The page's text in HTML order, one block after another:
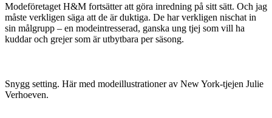
Modeföretaget H&M fortsätter att göra inredning på sitt sätt. Och jag
måste verkligen säga att de är duktiga. De har verkligen nischat in
sin målgrupp – en modeintresserad, ganska ung tjej som vill ha
kuddar och grejer som är utbytbara per säsong.
Snygg setting. Här med modeillustrationer av New York-tjejen Julie
Verhoeven.